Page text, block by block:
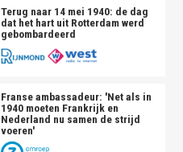
Terug naar 14 mei 1940: de dag
dat het hart uit Rotterdam werd
gebombardeerd
Franse ambassadeur: 'Net als in
1940 moeten Frankrijk en
Nederland nu samen de strijd
voeren'